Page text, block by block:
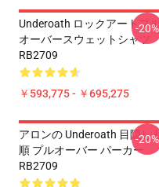
Underoath ロックアートプ
オーバースウェットシャツ
RB2709
￥593,775 - ￥695,275
-20%
アロンの Underoath 目隠し
順 プルオーバー パーカー
RB2709
-20%